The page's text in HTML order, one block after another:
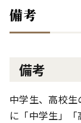
備考
備考
中学生、高校
に「中学生」「